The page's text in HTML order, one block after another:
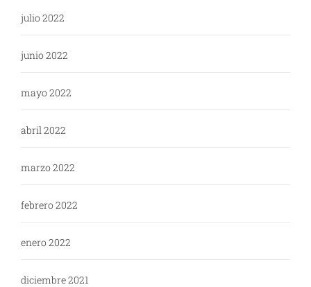
julio 2022
junio 2022
mayo 2022
abril 2022
marzo 2022
febrero 2022
enero 2022
diciembre 2021